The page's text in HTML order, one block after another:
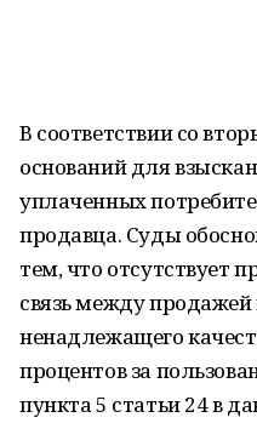
В соответствии со
оснований для
уплаченных
продавца. Суды
тем, что отсутствует
связь между
ненадлежащего
процентов за
пункта 5 статьи 24 в